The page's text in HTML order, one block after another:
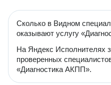
Сколько в Видном
оказывают услугу
На Яндекс Исполнителях
проверенных
«Диагностика АКПП».